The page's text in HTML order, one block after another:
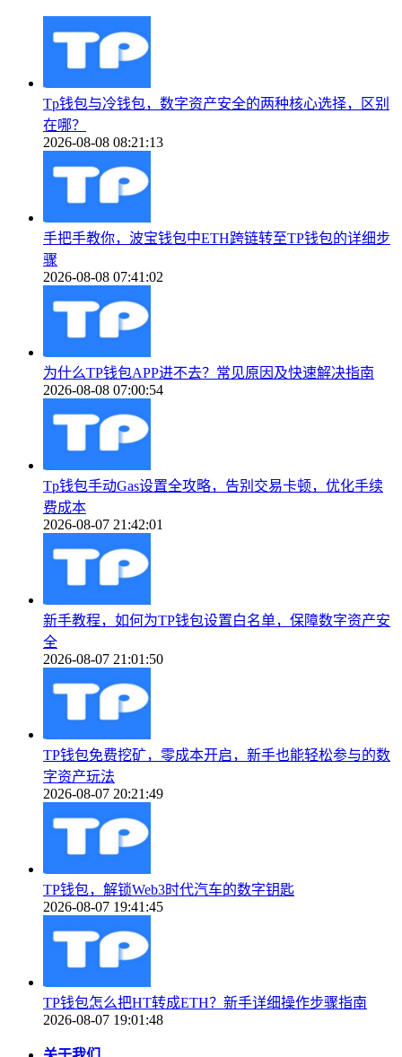
Tp钱包与冷钱包，数字资产安全的两种核心选择，区别
在哪？
2026-08-08 08:21:13
手把手教你，波宝钱包中ETH跨链转至TP钱包的详细步
骤
2026-08-08 07:41:02
为什么TP钱包APP进不去？常见原因及快速解决指南
2026-08-08 07:00:54
Tp钱包手动Gas设置全攻略，告别交易卡顿，优化手续
费成本
2026-08-07 21:42:01
新手教程，如何为TP钱包设置白名单，保障数字资产安
全
2026-08-07 21:01:50
TP钱包免费挖矿，零成本开启，新手也能轻松参与的数
字资产玩法
2026-08-07 20:21:49
TP钱包，解锁Web3时代汽车的数字钥匙
2026-08-07 19:41:45
TP钱包怎么把HT转成ETH？新手详细操作步骤指南
2026-08-07 19:01:48